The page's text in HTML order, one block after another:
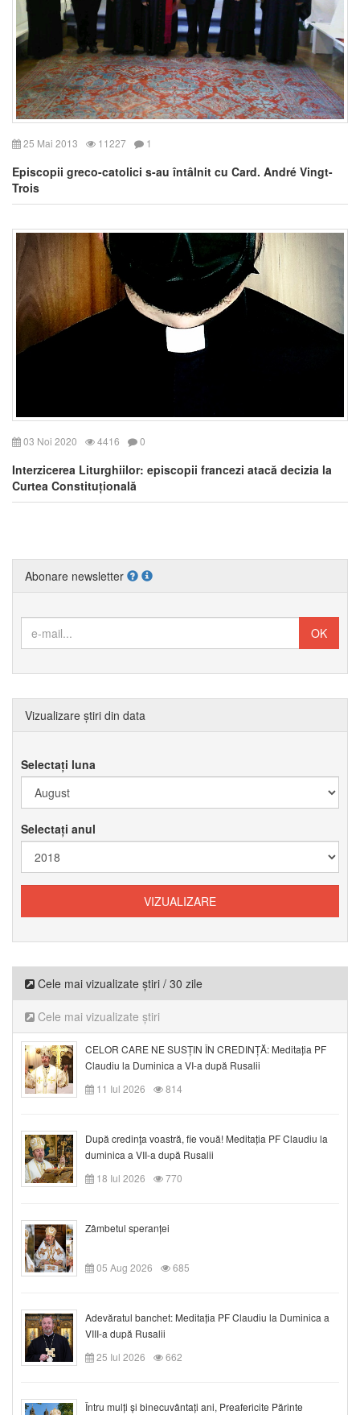
25 Mai 2013 11227 1
Episcopii greco-catolici s-au întâlnit cu Card. André Vingt-
Trois
03 Noi 2020 4416 0
Interzicerea Liturghiilor: episcopii francezi atacă decizia la
Curtea Constituțională
Abonare newsletter
Vizualizare știri din data
Selectați luna
Selectați anul
Cele mai vizualizate știri / 30 zile
Cele mai vizualizate știri
CELOR CARE NE SUSȚIN ÎN CREDINȚĂ: Meditația PF
Claudiu la Duminica a VI-a după Rusalii
11 Iul 2026
814
După credinţa voastră, fie vouă! Meditația PF Claudiu la
duminica a VII-a după Rusalii
18 Iul 2026
770
Zâmbetul speranței
05 Aug 2026 685
Adevăratul banchet: Meditația PF Claudiu la Duminica a
VIII-a după Rusalii
25 Iul 2026
662
Întru mulți și binecuvântați ani, Preafericite Părinte